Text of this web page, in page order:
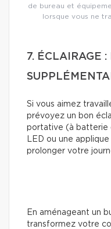
de bureau et
lorsque vous ne
7. ÉCLAIRAGE
Si vous aimez
prévoyez un bon
portative (à batterie
LED ou une
prolonger votre
En aménageant un
transformez votre